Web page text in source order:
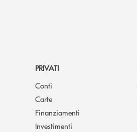
PRIVATI
Conti
Carte
Finanziamenti
Investimenti